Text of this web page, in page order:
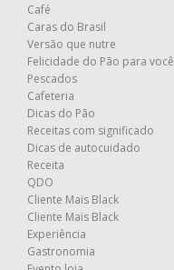
Café
Caras do Brasil
Versão que nutre
Felicidade do Pão para você
Pescados
Cafeteria
Dicas do Pão
Receitas com significado
Dicas de autocuidado
Receita
QDO
Cliente Mais Black
Cliente Mais Black
Experiência
Gastronomia